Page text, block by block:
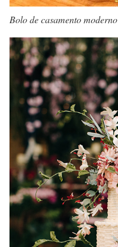
Bolo de casamento moderno